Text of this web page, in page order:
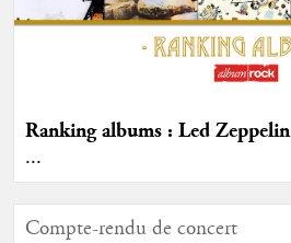
Ranking albums : Led Zeppelin
...
Compte-rendu de concert